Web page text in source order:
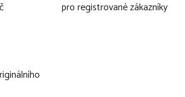
pro registrované zákazníky